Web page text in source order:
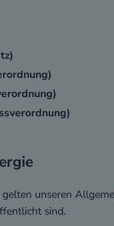
unseren
sind.